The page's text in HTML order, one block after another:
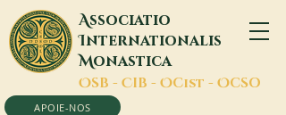
Associatio
Internationalis
Monastica
OSB - CIB - OCist - OCSO
APOIE-NOS